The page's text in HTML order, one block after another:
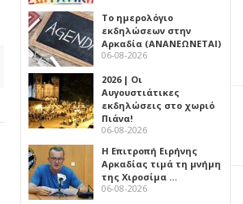
Το ημερολόγιο
εκδηλώσεων στην
Αρκαδία (ΑΝΑΝΕΩΝΕΤΑΙ)
06-08-2026
2026 | Οι
Αυγουστιάτικες
εκδηλώσεις στο χωριό
Πιάνα!
06-08-2026
Η Επιτροπή Ειρήνης
Αρκαδίας τιμά τη μνήμη
της Χιροσίμα …
06-08-2026